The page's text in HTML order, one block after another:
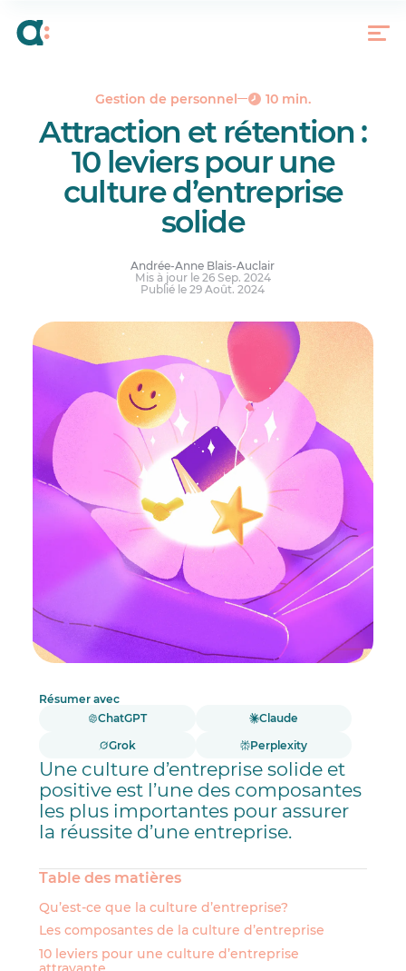
Gestion de personnel 10 min.
Attraction et rétention :
10 leviers pour une
culture d’entreprise
solide
Andrée-Anne Blais-Auclair
Mis à jour le 26 Sep. 2024
Publié le 29 Août. 2024
Résumer avec
ChatGPT
Claude
Grok
Perplexity
Une culture d’entreprise solide et
positive est l’une des composantes
les plus importantes pour assurer
la réussite d’une entreprise.
Table des matières
Qu’est-ce que la culture d’entreprise?
Les composantes de la culture d’entreprise
10 leviers pour une culture d’entreprise
Les composantes de la culture d’entreprise
Réponses à vos questions.